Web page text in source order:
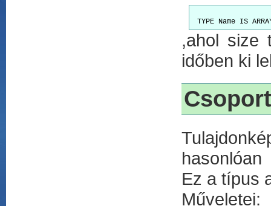
,ahol size
időben ki
Ez a típus